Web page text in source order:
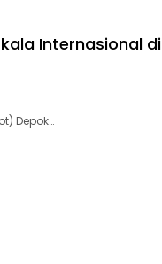
Internasional di
Depok…